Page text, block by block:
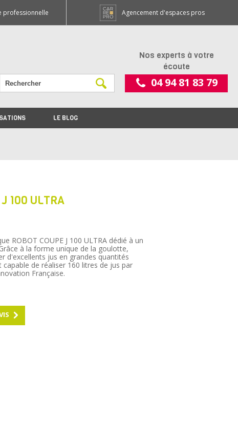
professionnelle Agencement d'espaces pros
Nos experts à votre
écoute
04 94 81 83 79
LE BLOG
100 ULTRA
ROBOT COUPE J 100 ULTRA dédié à un
à la forme unique de la goulotte,
d'excellents jus en grandes quantités
de réaliser 160 litres de jus par
Française.